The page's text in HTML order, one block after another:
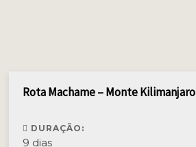
Rota Machame – Monte Kilimanjaro
DURAÇÃO:
9 dias